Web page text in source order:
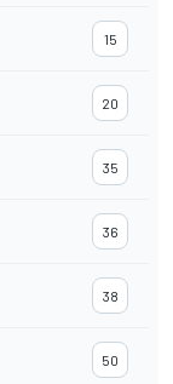
15
20
35
36
38
50